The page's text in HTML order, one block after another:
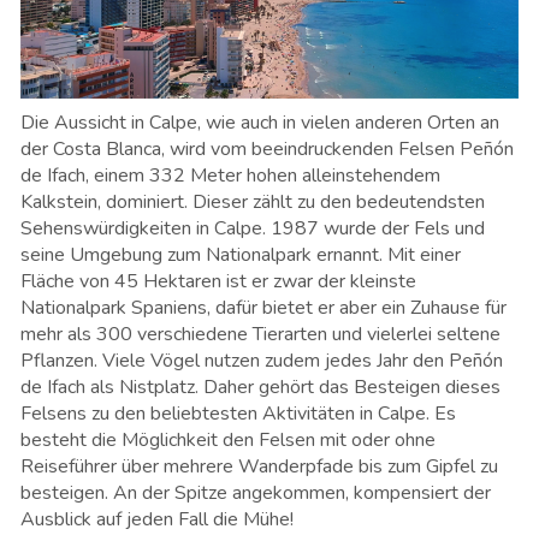
Die Aussicht in Calpe, wie auch in vielen anderen Orten an
der Costa Blanca, wird vom beeindruckenden Felsen Peñón
de Ifach, einem 332 Meter hohen alleinstehendem
Kalkstein, dominiert. Dieser zählt zu den bedeutendsten
Sehenswürdigkeiten in Calpe. 1987 wurde der Fels und
seine Umgebung zum Nationalpark ernannt. Mit einer
Fläche von 45 Hektaren ist er zwar der kleinste
Nationalpark Spaniens, dafür bietet er aber ein Zuhause für
mehr als 300 verschiedene Tierarten und vielerlei seltene
Pflanzen. Viele Vögel nutzen zudem jedes Jahr den Peñón
de Ifach als Nistplatz. Daher gehört das Besteigen dieses
Felsens zu den beliebtesten Aktivitäten in Calpe. Es
besteht die Möglichkeit den Felsen mit oder ohne
Reiseführer über mehrere Wanderpfade bis zum Gipfel zu
besteigen. An der Spitze angekommen, kompensiert der
Ausblick auf jeden Fall die Mühe!